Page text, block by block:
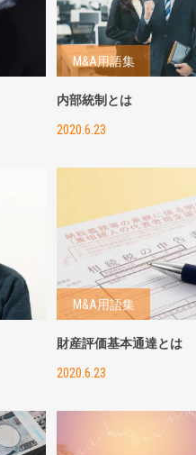
M&A用語集
内部統制とは
2020.6.23
M&A用語集
財産評価基本通達とは
2020.6.23